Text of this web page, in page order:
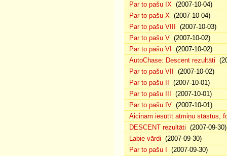
Par to pašu IX (2007-10-04)
Par to pašu X (2007-10-04)
Par to pašu VIII
(2007-10-03)
Par to pašu V (2007-10-02)
Par to pašu VI
(2007-10-02)
AutoChase: Descent rezultāti
Par to pašu VII
(2007-10-02)
Par to pašu II
(2007-10-01)
Par to pašu III
(2007-10-01)
Par to pašu IV (2007-10-01)
Aicinam iesūtīt atmiņu stāstus,
DESCENT rezultāti (2007-09-30)
Labie vārdi (2007-09-30)
Par to pašu I
(2007-09-30)